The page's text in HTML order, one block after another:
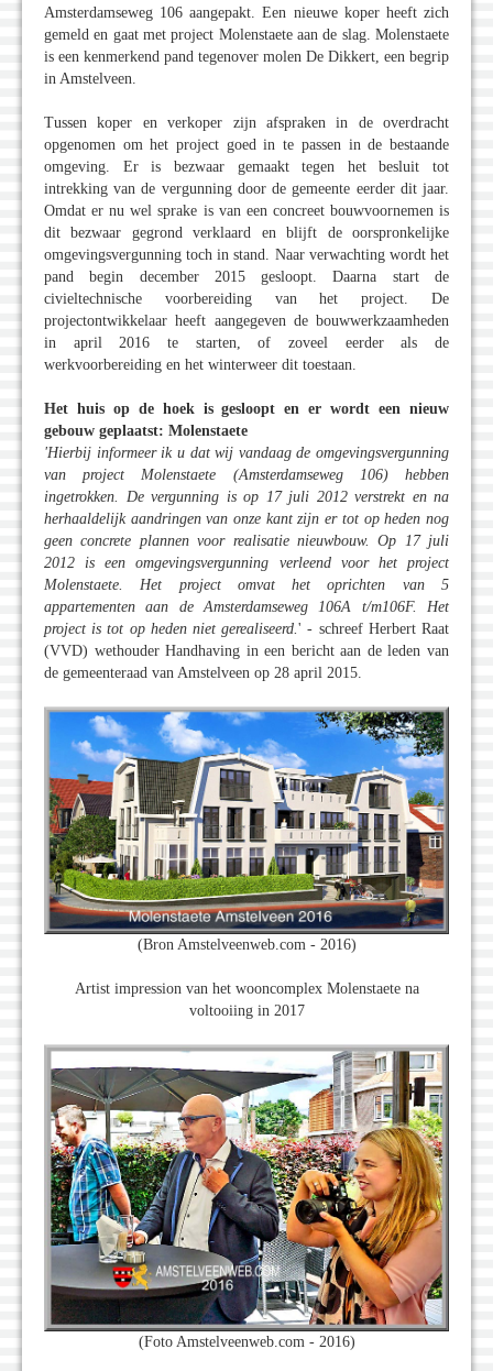
Amsterdamseweg 106 aangepakt. Een nieuwe koper heeft zich
gemeld en gaat met project Molenstaete aan de slag. Molenstaete
is een kenmerkend pand tegenover molen De Dikkert, een begrip
in Amstelveen.
Tussen koper en verkoper zijn afspraken in de overdracht
opgenomen om het project goed in te passen in de bestaande
omgeving. Er is bezwaar gemaakt tegen het besluit tot
intrekking van de vergunning door de gemeente eerder dit jaar.
Omdat er nu wel sprake is van een concreet bouwvoornemen is
dit bezwaar gegrond verklaard en blijft de oorspronkelijke
omgevingsvergunning toch in stand. Naar verwachting wordt het
pand begin december 2015 gesloopt. Daarna start de
civieltechnische voorbereiding van het project. De
projectontwikkelaar heeft aangegeven de bouwwerkzaamheden
in april 2016 te starten, of zoveel eerder als de
werkvoorbereiding en het winterweer dit toestaan.
Het huis op de hoek is gesloopt en er wordt een nieuw
gebouw geplaatst: Molenstaete
'Hierbij informeer ik u dat wij vandaag de omgevingsvergunning
van project Molenstaete (Amsterdamseweg 106) hebben
ingetrokken. De vergunning is op 17 juli 2012 verstrekt en na
herhaaldelijk aandringen van onze kant zijn er tot op heden nog
geen concrete plannen voor realisatie nieuwbouw. Op 17 juli
2012 is een omgevingsvergunning verleend voor het project
Molenstaete. Het project omvat het oprichten van 5
appartementen aan de Amsterdamseweg 106A t/m106F. Het
project is tot op heden niet gerealiseerd.' - schreef Herbert Raat
(VVD) wethouder Handhaving in een bericht aan de leden van
de gemeenteraad van Amstelveen op 28 april 2015.
(Bron Amstelveenweb.com - 2016)
Artist impression van het wooncomplex Molenstaete na
voltooiing in 2017
(Foto Amstelveenweb.com - 2016)